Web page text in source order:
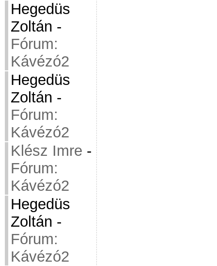
Hegedüs
Zoltán -
Fórum:
Kávézó2
Hegedüs
Zoltán -
Fórum:
Kávézó2
Klész Imre -
Fórum:
Kávézó2
Hegedüs
Zoltán -
Fórum:
Kávézó2